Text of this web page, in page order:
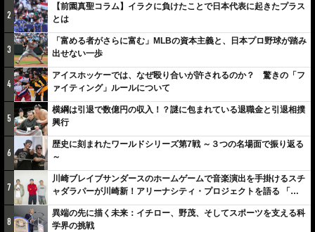
2
【前園真聖コラム】イラクに負けたことで日本代表に起きたプラス
とは
3
「富める者がさらに富む」MLBの資本主義と、日本プロ野球が踏み
出せない一歩
4
アイスホッケーでは、なぜ殴り合いが許されるのか？ 驚きの「フ
ァイティング」ルールについて
5
横綱は引退で数億円の収入！？謎に包まれている退職金と引退相撲
興行
6
歴史に刻まれたワールドシリーズ第7戦 ～３つの名場面で振り返る
～
7
川崎ブレイブサンダースのホームゲームで音楽演出を手掛けるスチ
ャダラパーが川崎新！アリーナシティ・プロジェクトを語る 「楽
しみでしかないでしょ。川崎は、ずっと成長曲線だから」
8
異端の先に描く未来：イチロー、野茂、そしてスポーツを支える科
学界の挑戦